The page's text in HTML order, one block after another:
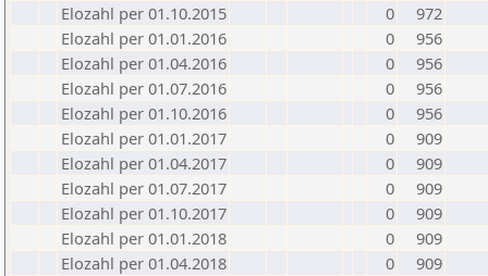
Elozahl per 01.10.2015
0
972
Elozahl per 01.01.2016
0
956
Elozahl per 01.04.2016
0
956
Elozahl per 01.07.2016
0
956
Elozahl per 01.10.2016
0
956
Elozahl per 01.01.2017
0
909
Elozahl per 01.04.2017
0
909
Elozahl per 01.07.2017
0
909
Elozahl per 01.10.2017
0
909
Elozahl per 01.01.2018
0
909
Elozahl per 01.04.2018
0
909